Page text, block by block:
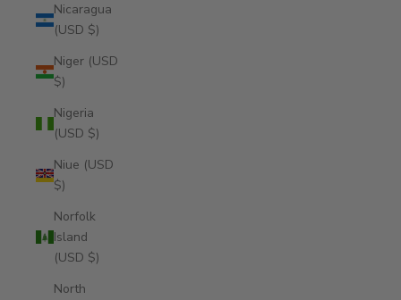
Nicaragua
(USD $)
Niger (USD
$)
Nigeria
(USD $)
Niue (USD
$)
Norfolk
Island
(USD $)
North